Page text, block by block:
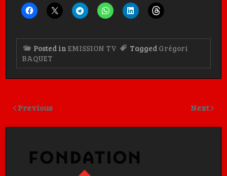
Posted in EMISSION TV Tagged Grégori
BAQUET
Previous Next